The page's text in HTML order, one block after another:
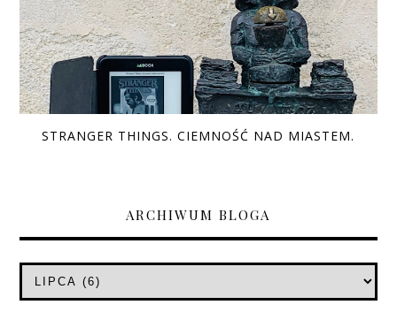
STRANGER THINGS. CIEMNOŚĆ NAD MIASTEM.
ARCHIWUM BLOGA